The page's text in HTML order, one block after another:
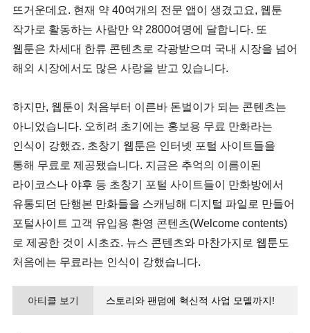
뜨거운데요. 현재 약 40여개의 전문 앱이 생겼고요, 웹툰
작가로 활동하는 사람만 약 2800여명에 달합니다. 또
웹툰은 차세대 한류 콘텐츠로 각광받으며 국내 시장을 넘어
해외 시장에서도 많은 사랑을 받고 있습니다.
하지만, 웹툰이 처음부터 이른바 돈벌이가 되는 콘텐츠는
아니었습니다. 오히려 초기에는 홍보용 무료 만화라는
인식이 강했죠. 초창기 웹툰은 인터넷 포털 사이트들을
통해 무료로 제공됐습니다. 지금은 추억의 이름이된
라이코스나 야후 등 초창기 포털 사이트들이 만화방에서
유통되던 단행본 만화들을 스캐닝해 디지털 파일로 만들어
포털사이트 고객 유입용 환영 콘텐츠(Welcome contents)
로 제공한 것이 시초죠. 뉴스 콘텐츠와 마찬가지로 웹툰도
처음에는 무료라는 인식이 강했습니다.
아티클 보기
스토리와 팬덤에 혁신적 사업 모델까지!